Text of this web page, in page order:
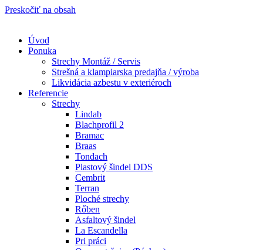
Preskočiť na obsah
Úvod
Ponuka
Strechy Montáž / Servis
Strešná a klampiarska predajňa / výroba
Likvidácia azbestu v exteriéroch
Referencie
Strechy
Lindab​
Blachprofil 2
Bramac
Braas
Tondach
Plastový šindel DDS
Cembrit
Terran
Ploché strechy
Rőben
Asfaltový šindel
La Escandella
Pri práci